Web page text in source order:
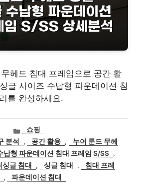
헤드 침대 프레임으로 공간 활
글 사이즈 수납형 파운데이션 침
를 완성하세요.
카
고
리
쇼핑
분석 , 공간 활용 ,
누어 룬드 무헤
납형 파운데이션 침대 프레임 S/SS ,
싱글 침대 , 싱글 침대 ,
침대 프레
, 파운데이션 침대